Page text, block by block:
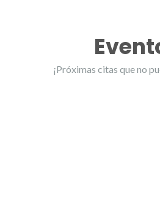
¡Próximas citas que no